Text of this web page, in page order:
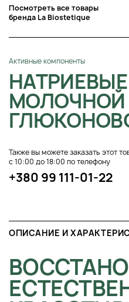
Посмотреть все товары
бренда La Biostetique
Активные компоненты
МОЛОЧНОЙ
Также вы можете заказать этот
с 10:00 до 18:00 по телефону
+380 99 111-01-22
ОПИСАНИЕ И